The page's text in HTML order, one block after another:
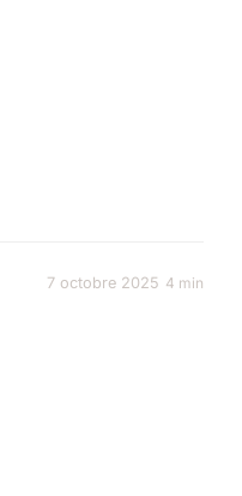
7 octobre 2025 4 min